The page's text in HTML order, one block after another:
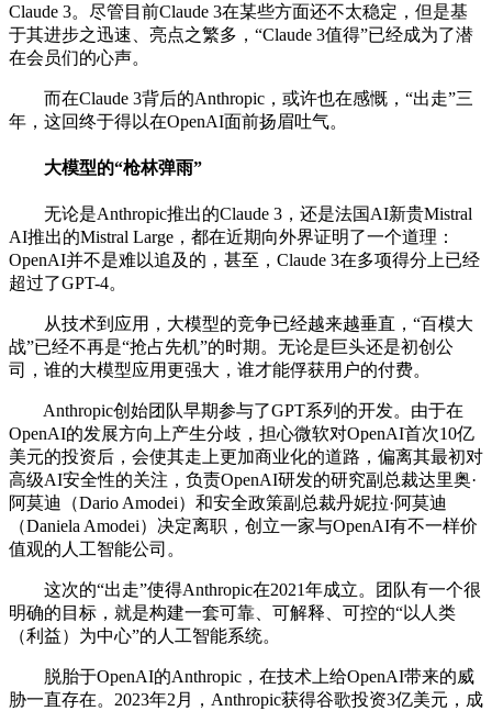
Claude 3。尽管目前Claude 3在某些方面还不太稳定，但是基
于其进步之迅速、亮点之繁多，“Claude 3值得”已经成为了潜
在会员们的心声。
而在Claude 3背后的Anthropic，或许也在感慨，“出走”三
年，这回终于得以在OpenAI面前扬眉吐气。
大模型的“枪林弹雨”
无论是Anthropic推出的Claude 3，还是法国AI新贵Mistral
AI推出的Mistral Large，都在近期向外界证明了一个道理：
OpenAI并不是难以追及的，甚至，Claude 3在多项得分上已经
超过了GPT-4。
从技术到应用，大模型的竞争已经越来越垂直，“百模大
战”已经不再是“抢占先机”的时期。无论是巨头还是初创公
司，谁的大模型应用更强大，谁才能俘获用户的付费。
Anthropic创始团队早期参与了GPT系列的开发。由于在
OpenAI的发展方向上产生分歧，担心微软对OpenAI首次10亿
美元的投资后，会使其走上更加商业化的道路，偏离其最初对
高级AI安全性的关注，负责OpenAI研发的研究副总裁达里奥·
阿莫迪（Dario Amodei）和安全政策副总裁丹妮拉·阿莫迪
（Daniela Amodei）决定离职，创立一家与OpenAI有不一样价
值观的人工智能公司。
这次的“出走”使得Anthropic在2021年成立。团队有一个很
明确的目标，就是构建一套可靠、可解释、可控的“以人类
（利益）为中心”的人工智能系统。
脱胎于OpenAI的Anthropic，在技术上给OpenAI带来的威
胁一直存在。2023年2月，Anthropic获得谷歌投资3亿美元，成